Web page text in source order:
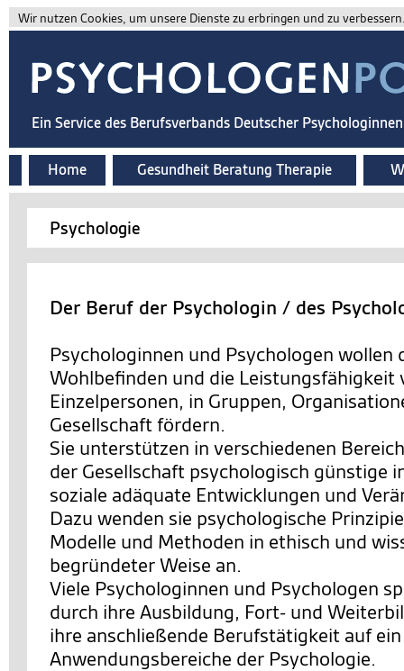
Wir nutzen Cookies, um unsere Dienste zu erbringen und zu
Ein Service des Berufsverbands Deutscher
Home Gesundheit Beratung Therapie
Psychologie
Der Beruf der Psychologin / des
Psychologinnen und Psychologen wollen
Wohlbefinden und die Leistungsfähigkeit
Einzelpersonen, in Gruppen,
Gesellschaft fördern.
Sie unterstützen in verschiedenen
der Gesellschaft psychologisch günstige
soziale adäquate Entwicklungen und
Dazu wenden sie psychologische
Modelle und Methoden in ethisch und
begründeter Weise an.
Viele Psychologinnen und Psychologen
durch ihre Ausbildung, Fort- und
ihre anschließende Berufstätigkeit auf
Anwendungsbereiche der Psychologie.